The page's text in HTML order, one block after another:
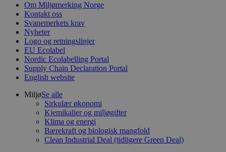
Om Miljømerking Norge
Kontakt oss
Svanemerkets krav
Nyheter
Logo og retningslinjer
EU Ecolabel
Nordic Ecolabelling Portal
Supply Chain Declaration Portal
English website
MiljøSe alle
Sirkulær økonomi
Kjemikalier og miljøgifter
Klima og energi
Bærekraft og biologisk mangfold
Clean Industrial Deal (tidligere Green Deal)